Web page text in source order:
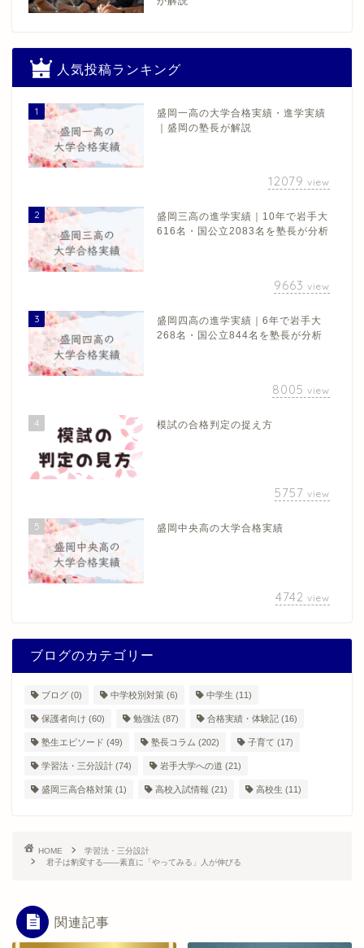
人気投稿ランキング
1
盛岡一高の大学合格実績・進学実績
｜盛岡の塾長が解説
12079 view
2
盛岡三高の進学実績｜10年で岩手大
616名・国公立2083名を塾長が分析
9663 view
3
盛岡四高の進学実績｜6年で岩手大
268名・国公立844名を塾長が分析
8005 view
4 模試の合格判定の捉え方
5757 view
5 盛岡中央高の大学合格実績
4742 view
ブログのカテゴリー
ブログ (0) 中学校別対策 (6) 中学生 (11)
保護者向け (60) 勉強法 (87) 合格実績・体験記 (16)
塾生エピソード (49) 塾長コラム (202) 子育て (17)
学習法・三分設計 (74) 岩手大学への道 (21)
盛岡三高合格対策 (1) 高校入試情報 (21) 高校生 (11)
HOME
学習法・三分設計
君子は豹変する――素直に「やってみる」人が伸びる
関連記事